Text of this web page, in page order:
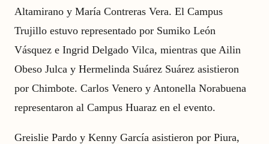
Altamirano y María Contreras Vera. El Campus
Trujillo estuvo representado por Sumiko León
Vásquez e Ingrid Delgado Vilca, mientras que Ailin
Obeso Julca y Hermelinda Suárez Suárez asistieron
por Chimbote. Carlos Venero y Antonella Norabuena
representaron al Campus Huaraz en el evento.
Greislie Pardo y Kenny García asistieron por Piura,